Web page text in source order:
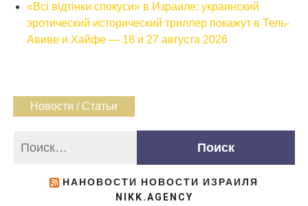
«Всі відтінки спокуси» в Израиле: украинский
эротический исторический триллер покажут в Тель-
Авиве и Хайфе — 18 и 27 августа 2026
Новости / Статьи
НАНОВОСТИ НОВОСТИ ИЗРАИЛЯ
NIKK.AGENCY